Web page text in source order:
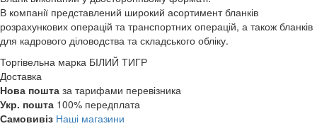
В компанії представлений широкий асортимент бланків
розрахункових операцій та транспортних операцій, а також бланків
для кадрового діловодства та складського обліку.
Торгівельна марка БІЛИЙ ТИГР
Доставка
Нова пошта за тарифами перевізника
Укр. пошта 100% передплата
Самовивіз Наші магазини